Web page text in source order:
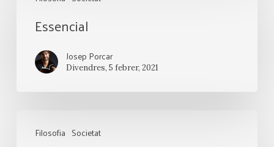
Essencial
Josep Porcar
Divendres, 5 febrer, 2021
Filosofia Societat